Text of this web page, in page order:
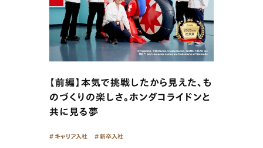
【前編】本気で挑戦したから見えた、も
のづくりの楽しさ。ホンダコライドンと
共に見る夢
キャリア入社 新卒入社